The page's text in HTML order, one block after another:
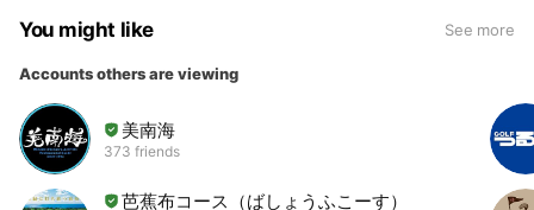
You might like See more
Accounts others are viewing
美南海
373 friends
芭蕉布コース（ばしょうふこーす）